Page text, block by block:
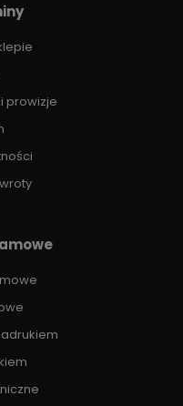
prowizje